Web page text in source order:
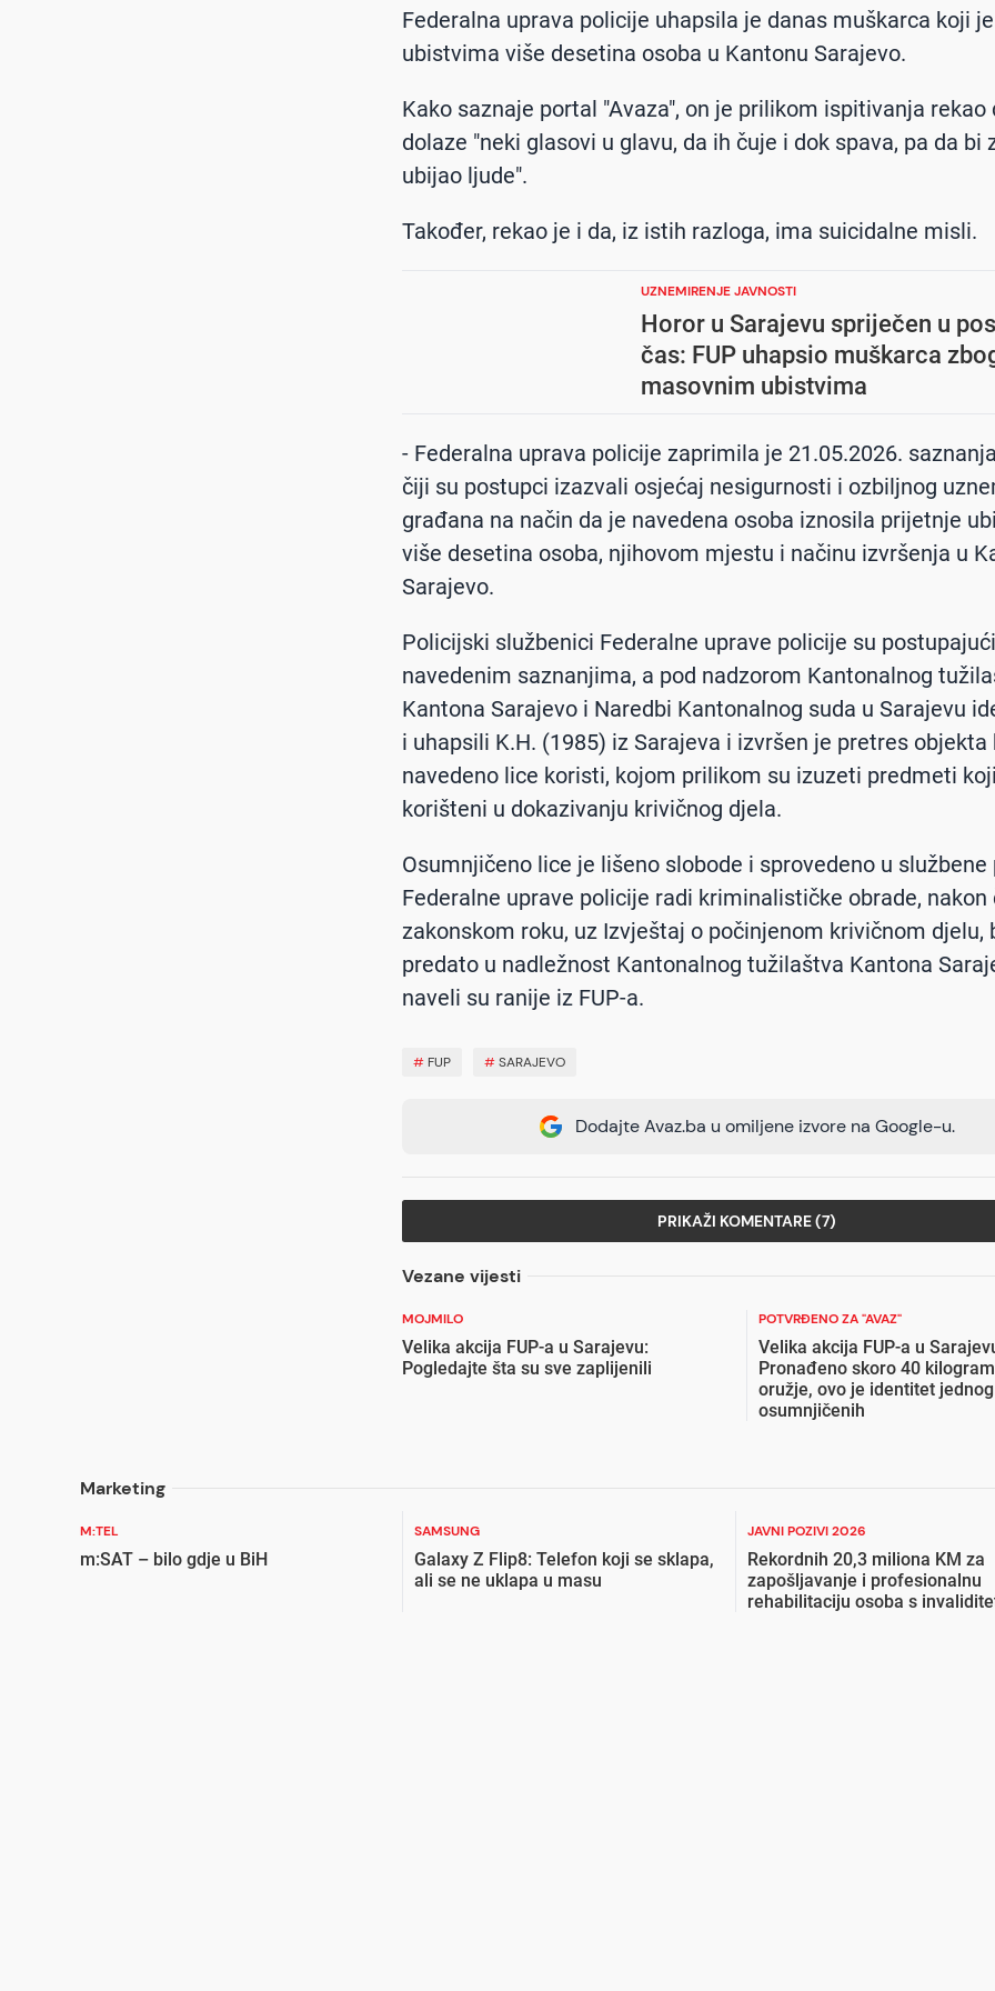
Federalna uprava policije uhapsila je danas muškarca koji
ubistvima više desetina osoba u Kantonu Sarajevo.
Kako saznaje portal "Avaza", on je prilikom ispitivanja rekao
dolaze "neki glasovi u glavu, da ih čuje i dok spava, pa da bi
ubijao ljude".
Također, rekao je i da, iz istih razloga, ima suicidalne misli.
UZNEMIRENJE JAVNOSTI
Horor u Sarajevu spriječen u
čas: FUP uhapsio muškarca
masovnim ubistvima
- Federalna uprava policije zaprimila je 21.05.2026.
čiji su postupci izazvali osjećaj nesigurnosti i ozbiljnog
građana na način da je navedena osoba iznosila prijetnje
više desetina osoba, njihovom mjestu i načinu izvršenja u
Sarajevo.
Policijski službenici Federalne uprave policije su
navedenim saznanjima, a pod nadzorom Kantonalnog
Kantona Sarajevo i Naredbi Kantonalnog suda u Sarajevu
i uhapsili K.H. (1985) iz Sarajeva i izvršen je pretres objekta
navedeno lice koristi, kojom prilikom su izuzeti predmeti
korišteni u dokazivanju krivičnog djela.
Osumnjičeno lice je lišeno slobode i sprovedeno u
Federalne uprave policije radi kriminalističke obrade, nakon
zakonskom roku, uz Izvještaj o počinjenom krivičnom djelu,
predato u nadležnost Kantonalnog tužilaštva Kantona
naveli su ranije iz FUP-a.
# FUP #SARAJEVO
Dodajte Avaz.ba u omiljene izvore na Google-u.
PRIKAŽI KOMENTARE (7)
Vezane vijesti
MOJMILO
Velika akcija FUP-a u Sarajevu:
Pogledajte šta su sve zaplijenili
POTVRĐENO ZA "AVAZ"
Velika akcija FUP-a u
Pronađeno skoro 40
oružje, ovo je identitet jednog
osumnjičenih
Marketing
M:TEL
m:SAT – bilo gdje u BiH
SAMSUNG
Galaxy Z Flip8: Telefon koji se sklapa,
ali se ne uklapa u masu
JAVNI POZIVI 2026
Rekordnih 20,3 miliona KM za
zapošljavanje i profesionalnu
rehabilitaciju osoba s